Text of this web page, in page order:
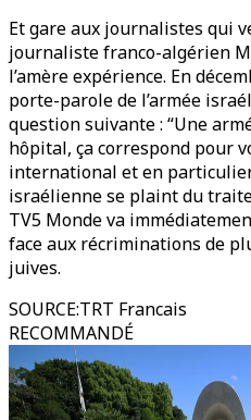
Et gare aux journalistes qui
journaliste franco-algérien
l’amère expérience. En
porte-parole de l’armée
question suivante : “Une
hôpital, ça correspond pour
international et en particulier
israélienne se plaint du
TV5 Monde va
face aux récriminations de
juives.
SOURCE:TRT Francais
RECOMMANDÉ